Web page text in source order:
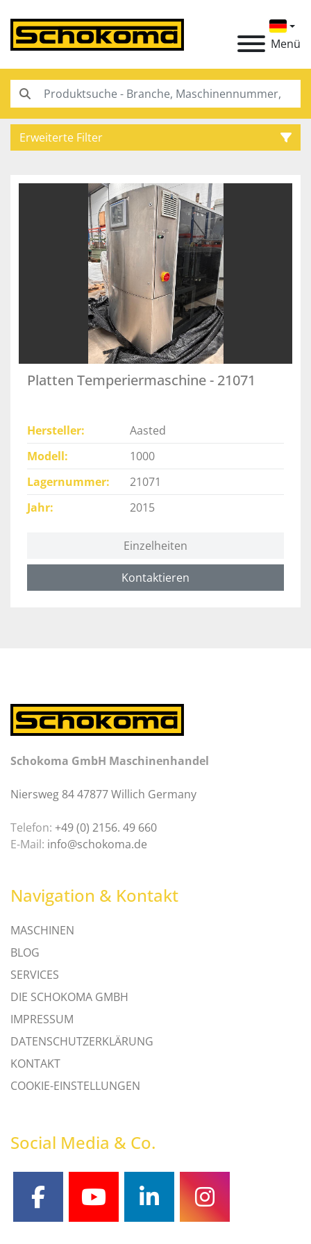
Menü
Erweiterte Filter
Platten Temperiermaschine - 21071
Hersteller
Aasted
Modell
1000
Lagernummer
21071
Jahr
2015
Einzelheiten
Kontaktieren
Schokoma GmbH Maschinenhandel
Niersweg 84 47877 Willich Germany
Telefon: +49 (0) 2156. 49 660
E-Mail: info@schokoma.de
Navigation & Kontakt
MASCHINEN
BLOG
SERVICES
DIE SCHOKOMA GMBH
IMPRESSUM
DATENSCHUTZERKLÄRUNG
KONTAKT
COOKIE-EINSTELLUNGEN
Social Media & Co.
facebookyoutubelinkedininstagram